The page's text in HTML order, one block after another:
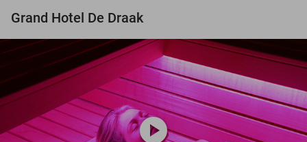
Grand Hotel De Draak
play_circle